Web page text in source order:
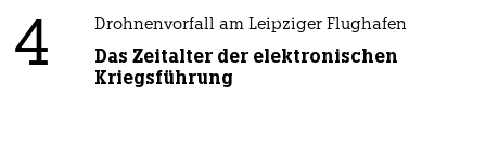
4 Drohnenvorfall am Leipziger Flughafen
Das Zeitalter der elektronischen
Kriegsführung